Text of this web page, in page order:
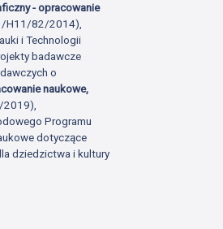
- opracowanie
H11/82/2014),
i Technologii
badawcze
o
naukowe,
Programu
dotyczące
dziedzictwa i kultury